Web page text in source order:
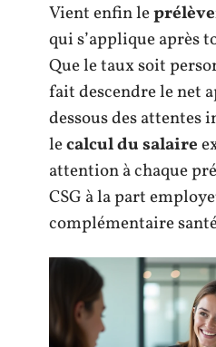
Vient enfin le
qui s’applique après
Que le taux soit
fait descendre le net
dessous des attentes
lecalcul du salaire
attention à chaque
CSG à la part
complémentaire